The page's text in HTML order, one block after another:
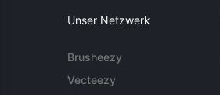
Unser Netzwerk
Brusheezy
Vecteezy